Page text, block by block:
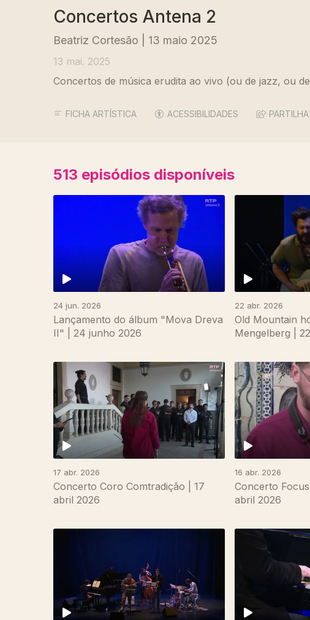
Concertos Antena 2
Beatriz Cortesão | 13 maio 2025
13 mai. 2025
Concertos de música erudita ao vivo (ou de jazz, ou
FICHA ARTÍSTICA ACESSIBILIDADES PARTILHA
513 episódios disponíveis
24 jun. 2026
Lançamento do álbum "Mova Dreva
II" | 24 junho 2026
22 abr. 2026
Old Mountain
Mengelberg |
17 abr. 2026
Concerto Coro Comtradição | 17
abril 2026
16 abr. 2026
Concerto
abril 2026